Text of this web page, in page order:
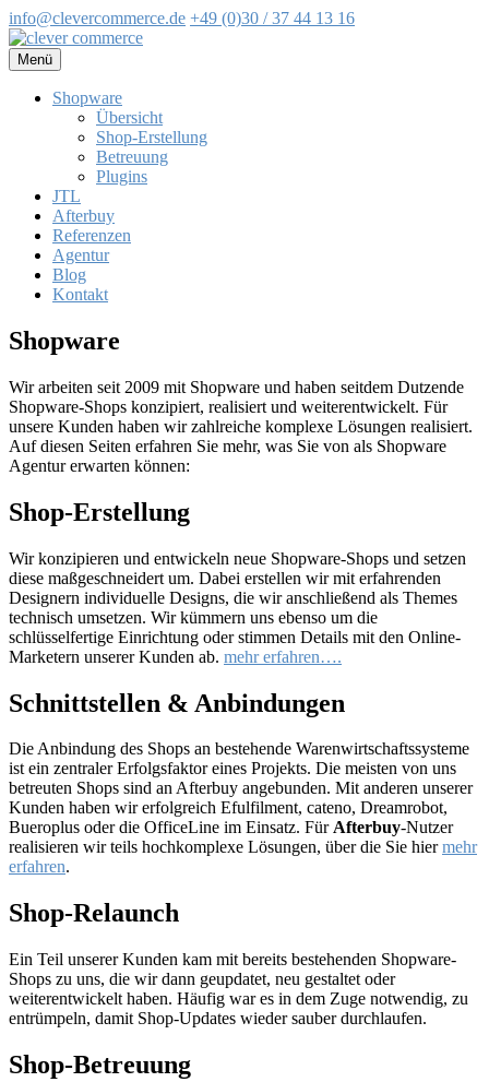
info@clevercommerce.de +49 (0)30 / 37 44 13 16
Zum
Inhalt
springen
Menü
Shopware
Übersicht
Shop-Erstellung
Betreuung
Plugins
JTL
Afterbuy
Referenzen
Agentur
Blog
Kontakt
Shopware
Wir arbeiten seit 2009 mit Shopware und haben seitdem Dutzende
Shopware-Shops konzipiert, realisiert und weiterentwickelt. Für
unsere Kunden haben wir zahlreiche komplexe Lösungen realisiert.
Auf diesen Seiten erfahren Sie mehr, was Sie von als Shopware
Agentur erwarten können:
Shop-Erstellung
Wir konzipieren und entwickeln neue Shopware-Shops und setzen
diese maßgeschneidert um. Dabei erstellen wir mit erfahrenden
Designern individuelle Designs, die wir anschließend als Themes
technisch umsetzen. Wir kümmern uns ebenso um die
schlüsselfertige Einrichtung oder stimmen Details mit den Online-
Marketern unserer Kunden ab. mehr erfahren….
Schnittstellen & Anbindungen
Die Anbindung des Shops an bestehende Warenwirtschaftssysteme
ist ein zentraler Erfolgsfaktor eines Projekts. Die meisten von uns
betreuten Shops sind an Afterbuy angebunden. Mit anderen unserer
Kunden haben wir erfolgreich Efulfilment, cateno, Dreamrobot,
Bueroplus oder die OfficeLine im Einsatz. FürAfterbuy-Nutzer
realisieren wir teils hochkomplexe Lösungen, über die Sie hiermehr
erfahren.
Shop-Relaunch
Ein Teil unserer Kunden kam mit bereits bestehenden Shopware-
Shops zu uns, die wir dann geupdatet, neu gestaltet oder
weiterentwickelt haben. Häufig war es in dem Zuge notwendig, zu
entrümpeln, damit Shop-Updates wieder sauber durchlaufen.
Shop-Betreuung